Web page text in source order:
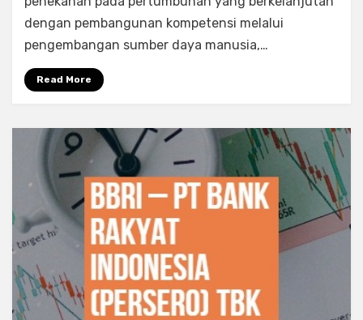
Manufaktur)
dengan pembangunan kompetensi melalui
pengembangan sumber daya manusia,…
Read More